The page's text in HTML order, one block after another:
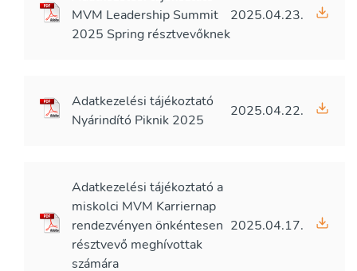
MVM Leadership Summit
2025 Spring résztvevőknek
2025.04.23.
Adatkezelési tájékoztató
Nyárindító Piknik 2025
2025.04.22.
Adatkezelési tájékoztató a
miskolci MVM Karriernap
rendezvényen önkéntesen
résztvevő meghívottak
számára
2025.04.17.